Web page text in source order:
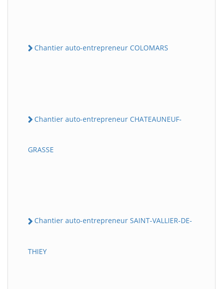
Chantier auto-entrepreneur COLOMARS
Chantier auto-entrepreneur CHATEAUNEUF-
GRASSE
Chantier auto-entrepreneur SAINT-VALLIER-DE-
THIEY